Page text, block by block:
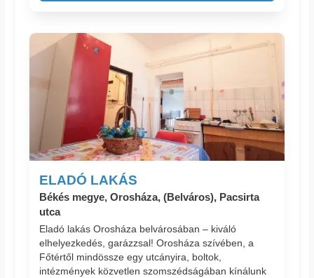
ELADÓ LAKÁS
Békés megye, Orosháza, (Belváros), Pacsirta
utca
Eladó lakás Orosháza belvárosában – kiváló
elhelyezkedés, garázzsal! Orosháza szívében, a
Főtértől mindössze egy utcányira, boltok,
intézmények közvetlen szomszédságában kínálunk